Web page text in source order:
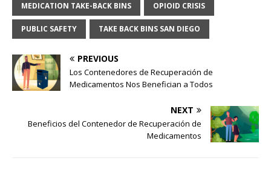
MEDICATION TAKE-BACK BINS OPIOID CRISIS
PUBLIC SAFETY TAKE BACK BINS SAN DIEGO
PREVIOUS
Los Contenedores de Recuperación de
Medicamentos Nos Benefician a Todos
NEXT
Beneficios del Contenedor de Recuperación de
Medicamentos